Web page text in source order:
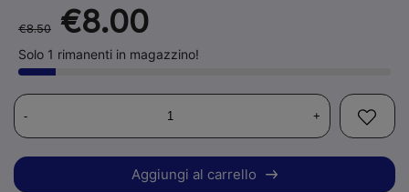
€8.50 €8.00
Solo 1 rimanenti in magazzino!
- +
Aggiungi al carrello